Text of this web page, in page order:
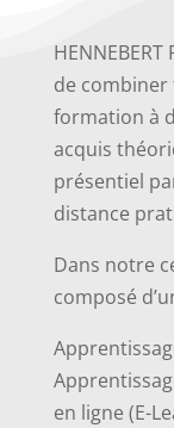
de
formation à
acquis
présentiel
distance
Dans notre
composé
en ligne (E-